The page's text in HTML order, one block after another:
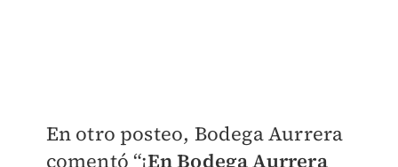
En otro posteo, Bodega Aurrera
comentó “¡En Bodega Aurrera